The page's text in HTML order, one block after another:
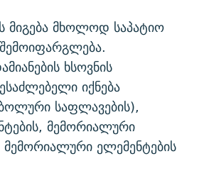
მიგება მხოლოდ საპატიო
ხსოვნის
იქნება
საფლავების),
მემორიალური
ელემენტების